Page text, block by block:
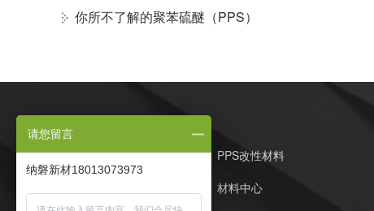
你所不了解的聚苯硫醚（PPS）
纳磐PPS首页
PPS改性材料
材料中心
请您留言
纳磐新材18013073973